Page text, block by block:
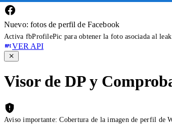
Nuevo: fotos de perfil de Facebook
Activa fbProfilePic para obtener la foto asociada al leak
VER API
Visor de DP y
Aviso importante: Cobertura de la imagen de perfil de